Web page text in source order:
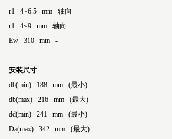
r1 4~6.5 mm 轴向
r1 4~9 mm 轴向
Ew 310 mm -
安装尺寸
db(min) 188 mm (最小)
db(max) 216 mm (最大)
dd(min) 241 mm (最小)
Da(max) 342 mm (最大)